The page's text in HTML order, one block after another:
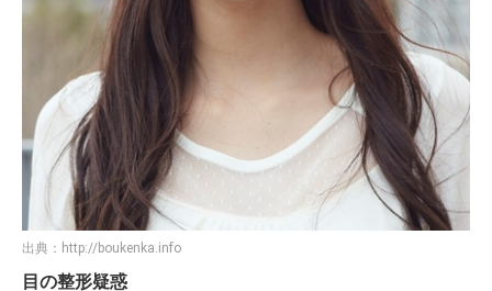
出典： http://boukenka.info
目の整形疑惑